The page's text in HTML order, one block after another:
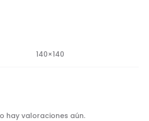
140×140
hay valoraciones aún.